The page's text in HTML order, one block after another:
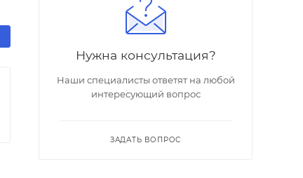
Нужна консультация?
Наши специалисты ответят на любой
интересующий вопрос
ЗАДАТЬ ВОПРОС